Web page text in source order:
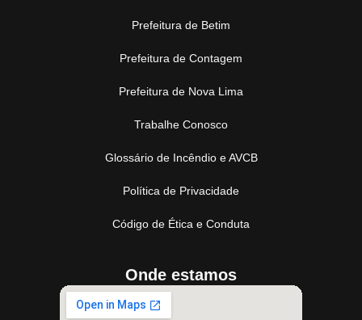
Prefeitura de Betim
Prefeitura de Contagem
Prefeitura de Nova Lima
Trabalhe Conosco
Glossário de Incêndio e AVCB
Política de Privacidade
Código de Ética e Conduta
Onde estamos